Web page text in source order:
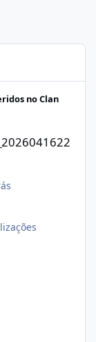
no Clan